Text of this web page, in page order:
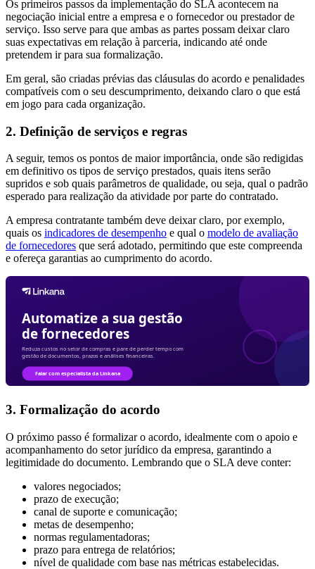
Os primeiros passos da implementação do SLA acontecem na
negociação inicial entre a empresa e o fornecedor ou prestador de
serviço. Isso serve para que ambas as partes possam deixar claro
suas expectativas em relação à parceria, indicando até onde
pretendem ir para sua formalização.
Em geral, são criadas prévias das cláusulas do acordo e penalidades
compatíveis com o seu descumprimento, deixando claro o que está
em jogo para cada organização.
2. Definição de serviços e regras
A seguir, temos os pontos de maior importância, onde são redigidas
em definitivo os tipos de serviço prestados, quais itens serão
supridos e sob quais parâmetros de qualidade, ou seja, qual o padrão
esperado para realização da atividade por parte do contratado.
A empresa contratante também deve deixar claro, por exemplo,
quais os indicadores de desempenho e qual o modelo de avaliação
de fornecedores que será adotado, permitindo que este compreenda
e ofereça garantias ao cumprimento do acordo.
3. Formalização do acordo
O próximo passo é formalizar o acordo, idealmente com o apoio e
acompanhamento do setor jurídico da empresa, garantindo a
legitimidade do documento. Lembrando que o SLA deve conter:
valores negociados;
prazo de execução;
canal de suporte e comunicação;
metas de desempenho;
normas regulamentadoras;
prazo para entrega de relatórios;
nível de qualidade com base nas métricas estabelecidas.